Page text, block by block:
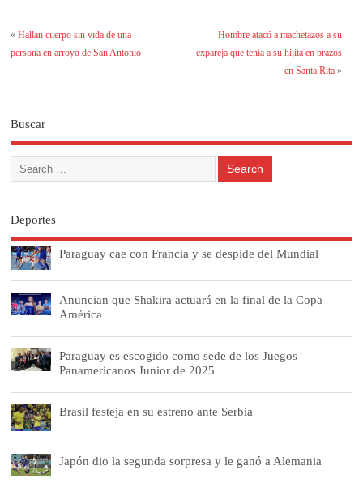
«Hallan cuerpo sin vida de una
persona en arroyo de San Antonio
Hombre atacó a machetazos a su
expareja que tenía a su hijita en brazos
en Santa Rita»
Buscar
Deportes
Paraguay cae con Francia y se despide del Mundial
Anuncian que Shakira actuará en la final de la Copa
América
Paraguay es escogido como sede de los Juegos
Panamericanos Junior de 2025
Brasil festeja en su estreno ante Serbia
Japón dio la segunda sorpresa y le ganó a Alemania